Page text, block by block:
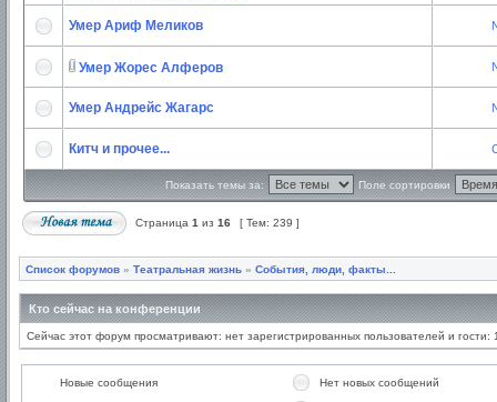
Умер Ариф Меликов
Умер Жорес Алферов
Умер Андрейс Жагарс
Китч и прочее...
Показать темы за: Поле сортировки
Страница 1 из 16 [ Тем: 239 ]
Список форумов » Театральная жизнь » События, люди, факты...
Кто сейчас на конференции
Сейчас этот форум просматривают: нет зарегистрированных пользователей и гости:
Новые сообщения Нет новых сообщений